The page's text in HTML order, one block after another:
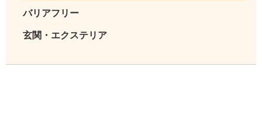
バリアフリー
玄関・エクステリア